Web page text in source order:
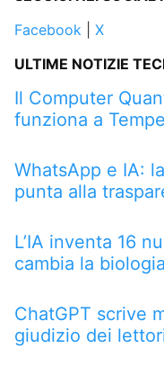
Facebook
X
ULTIME NOTIZIE
Il Computer
funziona a
WhatsApp e IA:
punta alla
L’IA inventa 16
cambia la biologia
ChatGPT scrive
giudizio dei